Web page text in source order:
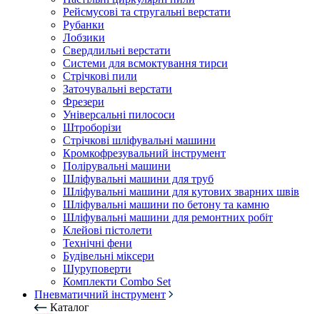
Рейсмусові та стругальні верстати
Рубанки
Лобзики
Свердлильні верстати
Системи для всмоктування тирси
Стрічкові пили
Заточувальні верстати
Фрезери
Універсальні пилососи
Штроборізи
Стрічкові шліфувальні машини
Кромкофрезувальний інструмент
Полірувальні машини
Шліфувальні машини для труб
Шліфувальні машини для кутових зварних швів
Шліфувальні машини по бетону та камню
Шліфувальні машини для ремонтних робіт
Клейові пістолети
Технічні фени
Будівельні міксери
Шуруповерти
Комплекти Combo Set
Пневматичний інструмент
Каталог